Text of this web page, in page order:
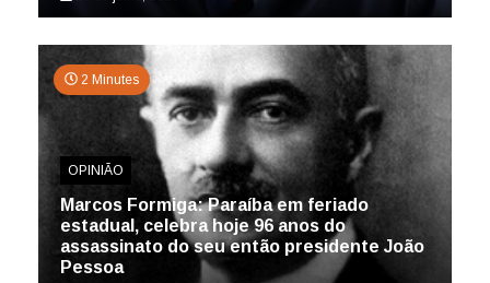
2 Minutes
OPINIÃO
Marcos Formiga: Paraíba em feriado
estadual, celebra hoje 96 anos do
assassinato do seu então presidente João
Pessoa